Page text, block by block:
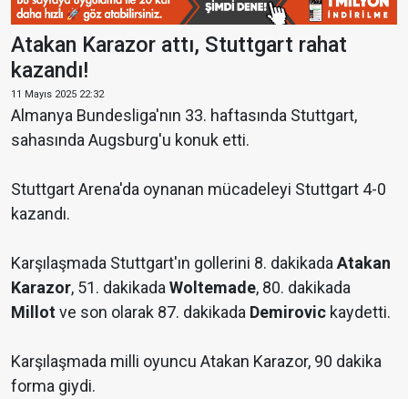
Atakan Karazor attı, Stuttgart rahat
kazandı!
11 Mayıs 2025 22:32
Almanya Bundesliga'nın 33. haftasında Stuttgart,
sahasında Augsburg'u konuk etti.
Stuttgart Arena'da oynanan mücadeleyi Stuttgart 4-0
kazandı.
Karşılaşmada Stuttgart'ın gollerini 8. dakikada Atakan
Karazor, 51. dakikada Woltemade, 80. dakikada
Millotve son olarak 87. dakikada Demirovic kaydetti.
Karşılaşmada milli oyuncu Atakan Karazor, 90 dakika
forma giydi.